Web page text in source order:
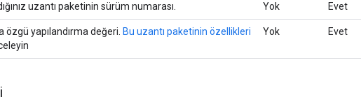
uzantı paketinin sürüm numarası. Yok Evet
özgü yapılandırma değeri. Bu uzantı paketinin özellikleri
Yok Evet